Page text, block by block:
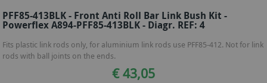
PFF85-413BLK - Front Anti Roll Bar Link Bush Kit -
Powerflex A894-PFF85-413BLK - Diagr. REF: 4
Fits plastic link rods only, for aluminium link rods use PFF85-412. Not for link
rods with ball joints on the ends.
€ 43,05